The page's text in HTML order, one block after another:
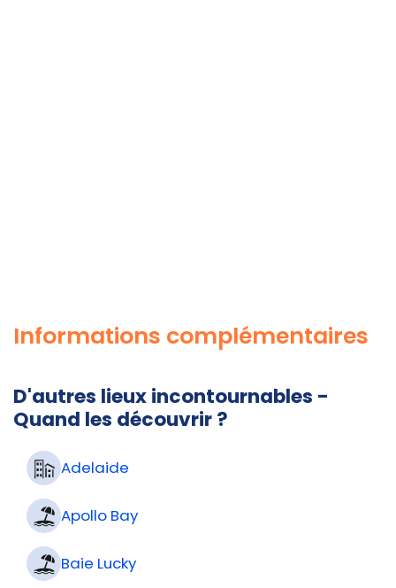
Informations complémentaires
D'autres lieux incontournables -
Quand les découvrir ?
Adelaide
Apollo Bay
Baie Lucky